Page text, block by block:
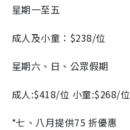
星期一至五
成人及小童：$238/位
星期六、日、公眾假期
成人:$418/位 小童:$268/位
*七、八月提供75 折優惠